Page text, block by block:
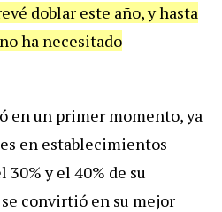
doblar este año, y hasta
ha necesitado
en un primer momento, ya
en establecimientos
y el 40% de su
convirtió en su mejor